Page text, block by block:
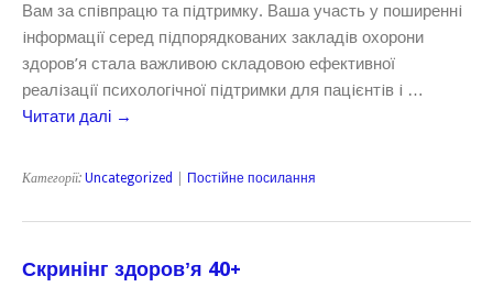
Вам за спiвпрацю та пiдтримку. Ваша участь у поширеннi
iнформацiї серед пiдпорядкованих закладiв охорони
здоров’я стала важливою складовою ефективної
реалiзацiї психологiчної пiдтримки для пацiєнтiв i …
Читати далі →
Категорії: Uncategorized Постійне посилання
Скринінг здоровʼя 40+